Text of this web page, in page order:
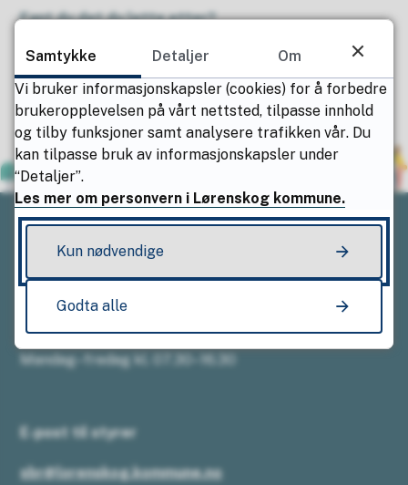
Fant du det du lette etter?
Ja Nei
Telefon:67 49 50 18
Mandag–fredag kl. 07.30–16.30
E-post til styrer
sbr@lorenskog.kommune.no
Samtykke Detaljer
Om
Vi bruker informasjonskapsler (cookies) for å forbedre
brukeropplevelsen på vårt nettsted, tilpasse innhold
og tilby funksjoner samt analysere trafikken vår. Du
kan tilpasse bruk av informasjonskapsler under
“Detaljer”.
Les mer om personvern i Lørenskog kommune.
Kun nødvendige
Godta alle